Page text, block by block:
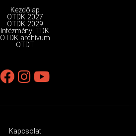
Kezdőlap
OTDK 2027
OTDK 2029
Intézményi TDK
OTDK archívum
OTDT
Kapcsolat